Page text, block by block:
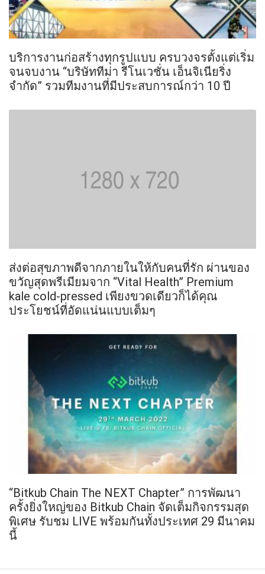
บริการงานก่อสร้างทุกรูปแบบ ครบวงจรตั้งแต่เริ่ม
จนจบงาน “บริษัททีม่า รีโนเวชั่น เอ็นจิเนียริ่ง
จำกัด” รวมทีมงานที่มีประสบการณ์กว่า 10 ปี
ส่งต่อสุขภาพดีจากภายในให้กับคนที่รัก ผ่านของ
ขวัญสุดพรีเมียมจาก “Vital Health” Premium
kale cold-pressed เพียงขวดเดียวก็ได้คุณ
ประโยชน์ที่อัดแน่นแบบเต็มๆ
“Bitkub Chain The NEXT Chapter” การพัฒนา
ครั้งยิ่งใหญ่ของ Bitkub Chain จัดเต็มกิจกรรมสุด
พิเศษ รับชม LIVE พร้อมกันทั้งประเทศ 29 มีนาคม
นี้